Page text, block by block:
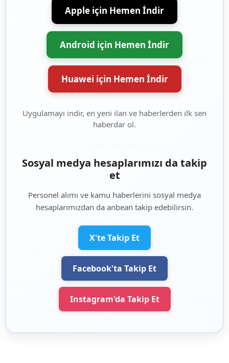
Apple için Hemen İndir
Android için Hemen İndir
Huawei için Hemen İndir
Uygulamayı indir, en yeni ilan ve haberlerden ilk sen
haberdar ol.
Sosyal medya hesaplarımızı da takip
et
Personel alımı ve kamu haberlerini sosyal medya
hesaplarımızdan da anbean takip edebilirsin.
X'te Takip Et
Facebook'ta Takip Et
Instagram'da Takip Et